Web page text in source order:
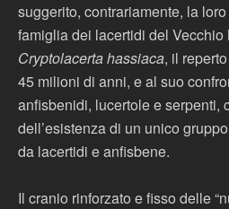
suggerito, contrariamente, la
famiglia dei lacertidi del Vecchio
Cryptolacerta hassiaca, il
45 milioni di anni, e al suo
anfisbenidi, lucertole e serpenti,
dell’esistenza di un unico
da lacertidi e anfisbene.
Il cranio rinforzato e fisso delle